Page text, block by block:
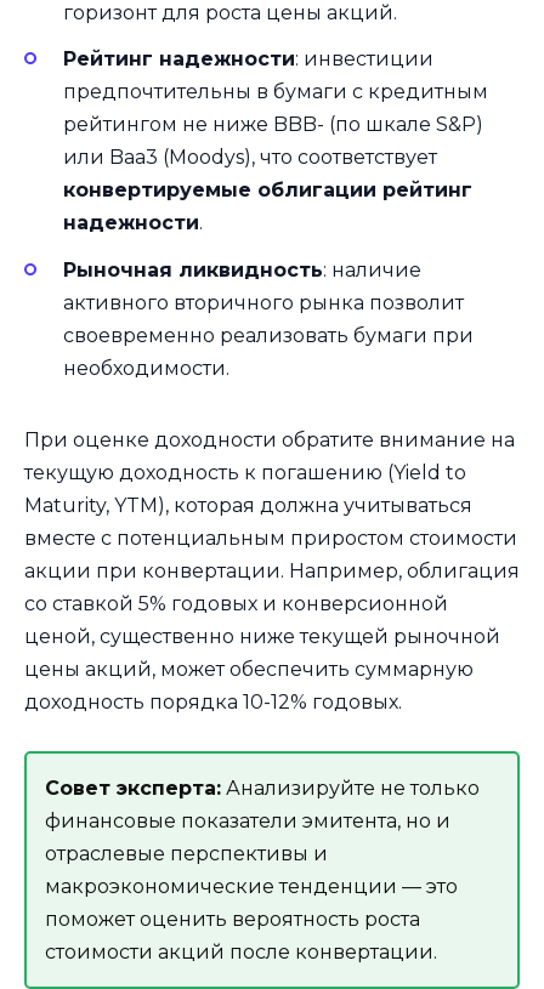
горизонт для роста цены акций.
Рейтинг надежности: инвестиции
предпочтительны в бумаги с кредитным
рейтингом не ниже BBB- (по шкале S&P)
или Baa3 (Moodys), что соответствует
конвертируемые облигации рейтинг
надежности.
Рыночная ликвидность: наличие
активного вторичного рынка позволит
своевременно реализовать бумаги при
необходимости.
При оценке доходности обратите внимание на
текущую доходность к погашению (Yield to
Maturity, YTM), которая должна учитываться
вместе с потенциальным приростом стоимости
акции при конвертации. Например, облигация
со ставкой 5% годовых и конверсионной
ценой, существенно ниже текущей рыночной
цены акций, может обеспечить суммарную
доходность порядка 10-12% годовых.
Совет эксперта: Анализируйте не только
финансовые показатели эмитента, но и
отраслевые перспективы и
макроэкономические тенденции — это
поможет оценить вероятность роста
стоимости акций после конвертации.